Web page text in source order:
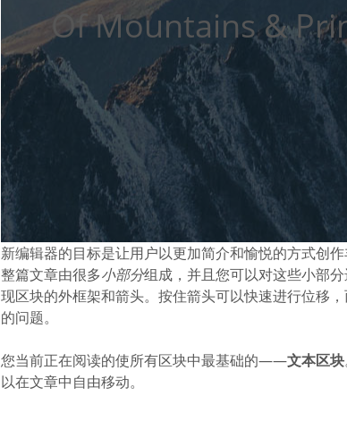
Of Mountains &
新编辑器的目标是让用户以更加简介和愉悦的方式创
整篇文章由很多小部分组成，并且您可以对这些小部
现区块的外框架和箭头。按住箭头可以快速进行位移
的问题。
您当前正在阅读的使所有区块中最基础的——文本区块
以在文章中自由移动。